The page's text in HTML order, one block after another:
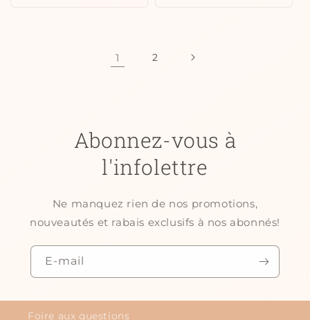
1 2
Abonnez-vous à
l'infolettre
Ne manquez rien de nos promotions,
nouveautés et rabais exclusifs à nos abonnés!
E-mail
Foire aux questions